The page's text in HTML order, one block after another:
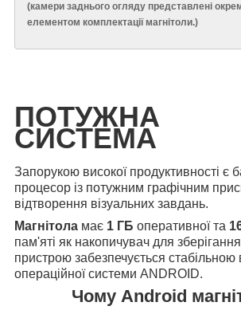
(камери заднього огляду представлені
елементом комплектації магнітоли.)
ПОТУЖНА
СИСТЕМА
Запорукою високої продуктивності є
процесор із потужним графічним
відтворення візуальних завдань.
Магнітола має 1 ГБ оперативної та
пам'яті як накопичувач для
пристрою забезпечується стабільною
операційної системи ANDROID.
Чому Android